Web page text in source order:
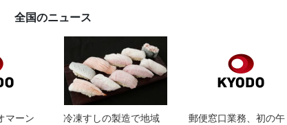
全国のニュース
マーン
冷凍すしの製造で地域
郵便窓口業務、初の午